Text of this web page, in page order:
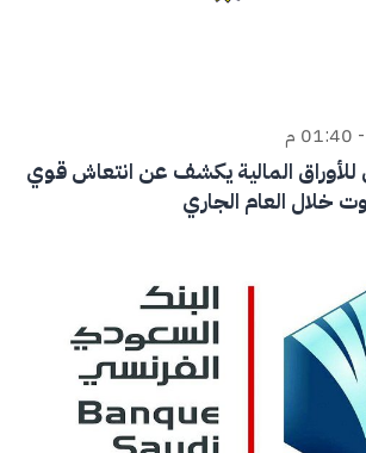
المالية يكشف عن انتعاش قوي
خلال العام الجاري